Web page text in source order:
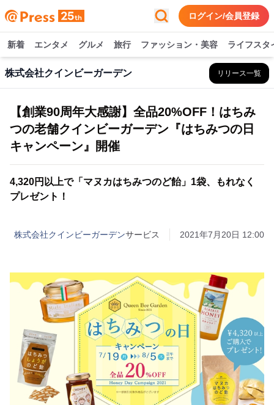
ログイン/会員登録
新着 エンタメ グルメ 旅行 ファッション・美容 ライフスタ
株式会社クインビーガーデン リリース一覧
【創業90周年大感謝】全品20%OFF！はちみ
つの老舗クインビーガーデン『はちみつの日
キャンペーン』開催
4,320円以上で「マヌカはちみつのど飴」1袋、もれなく
プレゼント！
株式会社クインビーガーデンサービス 2021年7月20日 12:00